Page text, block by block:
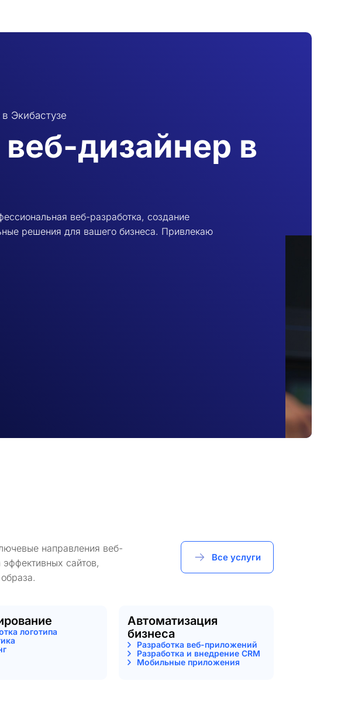
Экибастузе
дизайнер в
веб-разработка, создание
решения для вашего бизнеса. Привлекаю
направления веб-
сайтов,
Все услуги
логотипа
Автоматизация
бизнеса
Разработка веб-приложений
Разработка и внедрение CRM
Мобильные приложения